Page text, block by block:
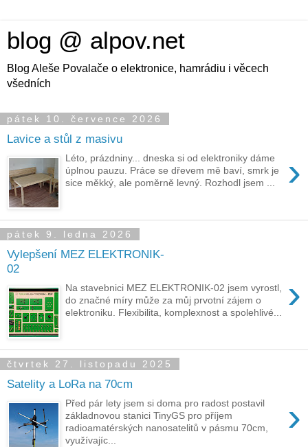
blog @ alpov.net
Blog Aleše Povalače o elektronice, hamrádiu i věcech
všedních
pátek 10. července 2026
Lavice a stůl z masivu
›
Léto, prázdniny... dneska si od elektroniky dáme
úplnou pauzu. Práce se dřevem mě baví, smrk je
sice měkký, ale poměrně levný. Rozhodl jsem ...
pátek 9. ledna 2026
Vylepšení MEZ ELEKTRONIK-
02
›
Na stavebnici MEZ ELEKTRONIK-02 jsem vyrostl,
do značné míry může za můj prvotní zájem o
elektroniku. Flexibilita, komplexnost a spolehlivé...
čtvrtek 27. listopadu 2025
Satelity a LoRa na 70cm
›
Před pár lety jsem si doma pro radost postavil
základnovou stanici TinyGS pro příjem
radioamatérských nanosatelitů v pásmu 70cm,
využívajíc...